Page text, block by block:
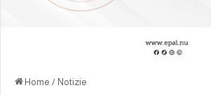
Home / Notizie